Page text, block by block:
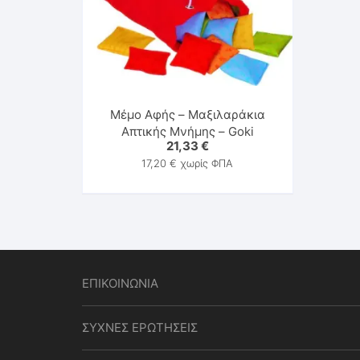
Μέμο Αφής – Μαξιλαράκια
Απτικής Μνήμης – Goki
21,33 €
17,20€ χωρίς ΦΠΑ
ΕΠΙΚΟΙΝΩΝΙΑ
ΣΥΧΝΕΣ ΕΡΩΤΗΣΕΙΣ